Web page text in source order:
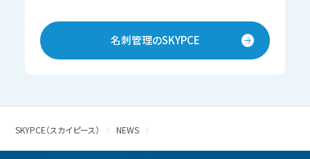
名刺管理のSKYPCE
SKYPCE（スカイピース） NEWS